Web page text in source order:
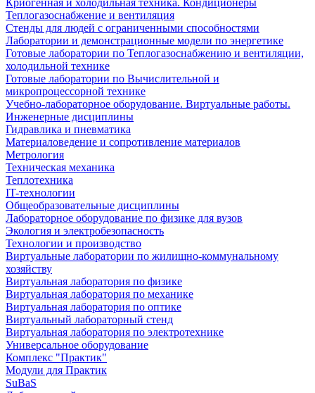
Криогенная и холодильная техника. Кондиционеры
Теплогазоснабжение и вентиляция
Стенды для людей с ограниченными способностями
Лаборатории и демонстрационные модели по энергетике
Готовые лаборатории по Теплогазоснабжению и вентиляции,
холодильной технике
Готовые лаборатории по Вычислительной и
микропроцессорной технике
Учебно-лабораторное оборудование. Виртуальные работы.
Инженерные дисциплины
Гидравлика и пневматика
Материаловедение и сопротивление материалов
Метрология
Техническая механика
Теплотехника
IT-технологии
Общеобразовательные дисциплины
Лабораторное оборудование по физике для вузов
Экология и электробезопасность
Технологии и производство
Виртуальные лаборатории по жилищно-коммунальному
хозяйству
Виртуальная лаборатория по физике
Виртуальная лаборатория по механике
Виртуальная лаборатория по оптике
Виртуальный лабораторный стенд
Виртуальная лаборатория по электротехнике
Универсальное оборудование
Комплекс "Практик"
Модули для Практик
SuBaS